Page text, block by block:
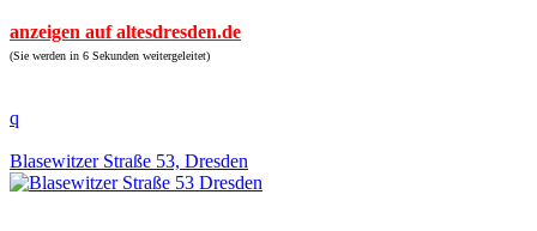
anzeigen auf altesdresden.de
(Sie werden in 6 Sekunden weitergeleitet)
q
Blasewitzer Straße 53, Dresden